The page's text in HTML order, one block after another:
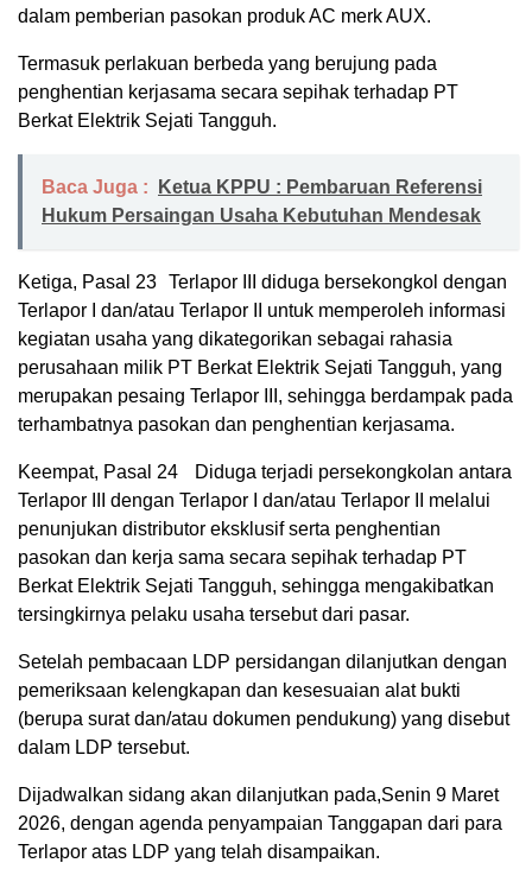
dalam pemberian pasokan produk AC merk AUX.
Termasuk perlakuan berbeda yang berujung pada
penghentian kerjasama secara sepihak terhadap PT
Berkat Elektrik Sejati Tangguh.
Baca Juga :
Ketua KPPU : Pembaruan Referensi
Hukum Persaingan Usaha Kebutuhan Mendesak
Ketiga, Pasal 23 Terlapor III diduga bersekongkol dengan
Terlapor I dan/atau Terlapor II untuk memperoleh informasi
kegiatan usaha yang dikategorikan sebagai rahasia
perusahaan milik PT Berkat Elektrik Sejati Tangguh, yang
merupakan pesaing Terlapor III, sehingga berdampak pada
terhambatnya pasokan dan penghentian kerjasama.
Keempat, Pasal 24 Diduga terjadi persekongkolan antara
Terlapor III dengan Terlapor I dan/atau Terlapor II melalui
penunjukan distributor eksklusif serta penghentian
pasokan dan kerja sama secara sepihak terhadap PT
Berkat Elektrik Sejati Tangguh, sehingga mengakibatkan
tersingkirnya pelaku usaha tersebut dari pasar.
Setelah pembacaan LDP persidangan dilanjutkan dengan
pemeriksaan kelengkapan dan kesesuaian alat bukti
(berupa surat dan/atau dokumen pendukung) yang disebut
dalam LDP tersebut.
Dijadwalkan sidang akan dilanjutkan pada,Senin 9 Maret
2026, dengan agenda penyampaian Tanggapan dari para
Terlapor atas LDP yang telah disampaikan.